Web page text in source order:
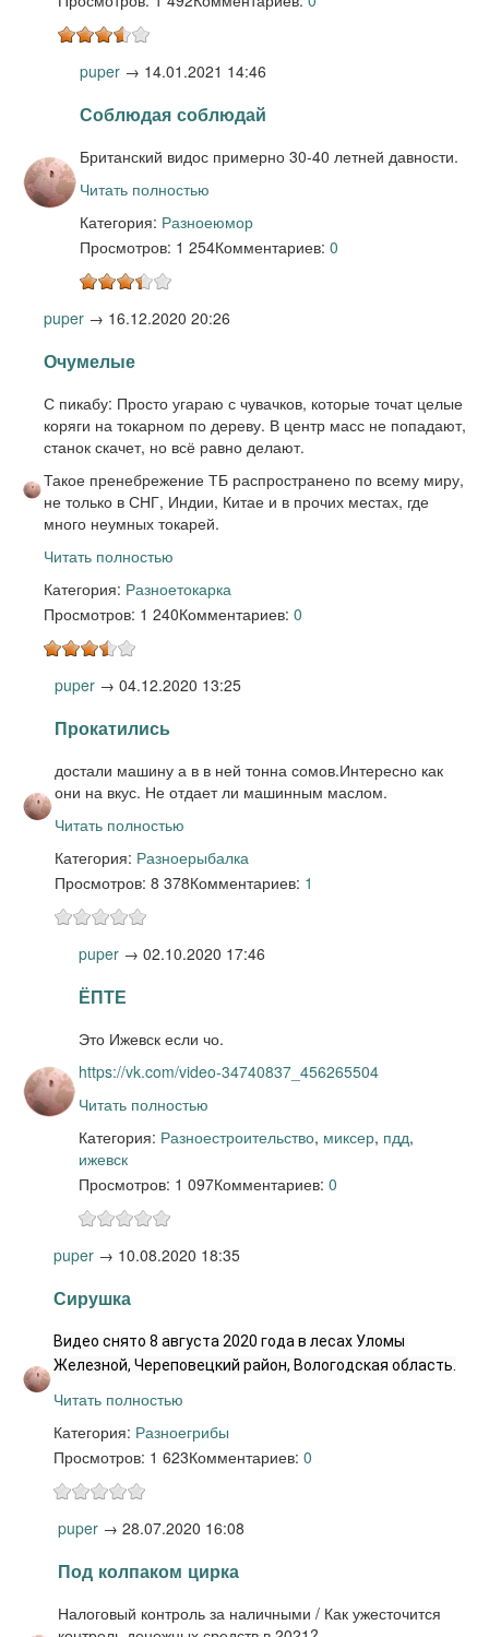
puper → 14.01.2021 14:46
Соблюдая соблюдай
Британский видос примерно 30-40 летней давности.
Читать полностью
Категория: Разноеюмор
Просмотров: 1 254Комментариев: 0
puper → 16.12.2020 20:26
Очумелые
С пикабу: Просто угараю с чувачков, которые точат целые
коряги на токарном по дереву. В центр масс не попадают,
станок скачет, но всё равно делают.
Такое пренебрежение ТБ распространено по всему миру,
не только в СНГ, Индии, Китае и в прочих местах, где
много неумных токарей.
Читать полностью
Категория: Разноетокарка
Просмотров: 1 240Комментариев: 0
puper → 04.12.2020 13:25
Прокатились
достали машину а в в ней тонна сомов.Интересно как
они на вкус. Не отдает ли машинным маслом.
Читать полностью
Категория: Разноерыбалка
Просмотров: 8 378Комментариев: 1
puper → 02.10.2020 17:46
ЁПТЕ
Это Ижевск если чо.
https://vk.com/video-34740837_456265504
Читать полностью
Категория: Разноестроительство, миксер, пдд,
ижевск
Просмотров: 1 097Комментариев: 0
puper → 10.08.2020 18:35
Сирушка
Видео снято 8 августа 2020 года в лесах Уломы
Железной, Череповецкий район, Вологодская область.
Читать полностью
Категория: Разноегрибы
Просмотров: 1 623Комментариев: 0
puper → 28.07.2020 16:08
Под колпаком цирка
Налоговый контроль за наличными / Как ужесточится